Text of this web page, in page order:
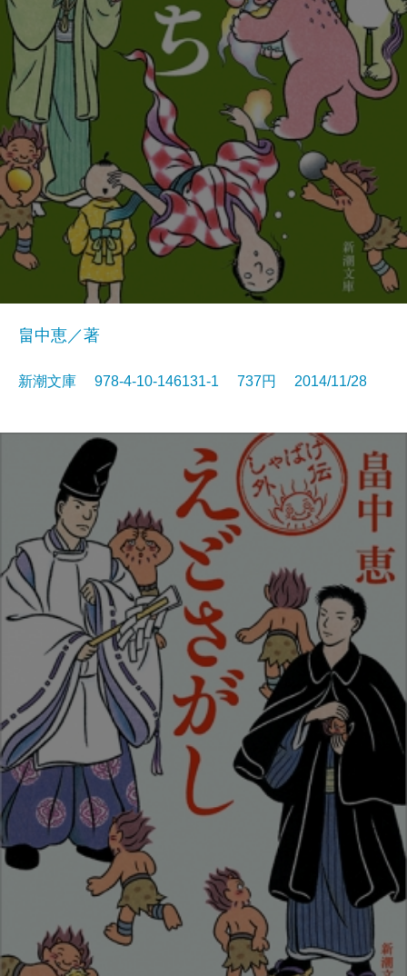
畠中恵／著
新潮文庫 978-4-10-146131-1 737円 2014/11/28